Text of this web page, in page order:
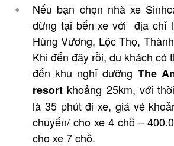
Nếu bạn chọn nhà xe
dừng tại bến xe với địa chỉ
Hùng Vương, Lộc Thọ,
Khi đến đây rồi, du khách có
đến khu nghỉ dưỡng The
resort khoảng 25km, với
là 35 phút đi xe, giá vé
chuyến/ cho xe 4 chỗ –
cho xe 7 chỗ.